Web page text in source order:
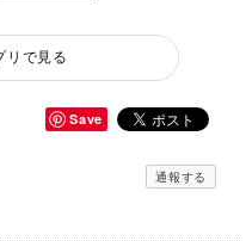
リで見る
Save
通報する